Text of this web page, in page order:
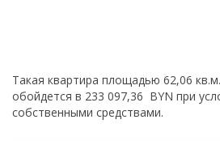
Такая квартира площадью 62,06
обойдется в 233 097,36 BYN при
собственными средствами.